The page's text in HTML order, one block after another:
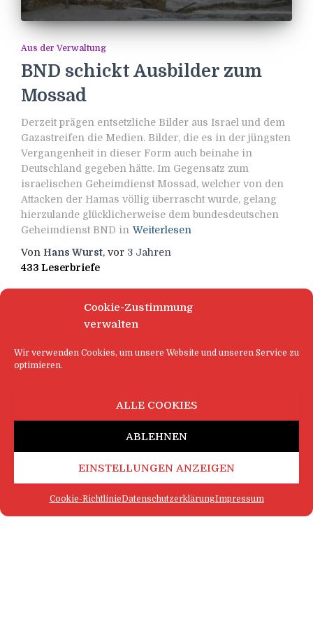
Cookie-Zustimmung
verwalten
Wir verwenden Cookies, um unsere Website und unseren Service zu
optimieren.
ALLE COOKIES
ABLEHNEN
EINSTELLUNGEN ANZEIGEN
Cookie-RichtlinieDatenschutzerklärungImpressum
Aus der Verwaltung
BND schickt Ausbilder zum
Mossad
Derzeit prägen entsetzliche Bilder aus Israel und dem
Gazastreifen die Medien. Bilder, die es in der jüngsten
Vergangenheit in dieser Form auch beinahe in
Deutschland gegeben hätte. Im Gegensatz zum
israelischen Geheimdienst Mossad, welcher von den
Attacken der Hamas völlig überrascht wurde, gelang
hierzulande glücklicherweise dem bundesdeutschen
Geheimdienst BND in Weiterlesen
Von Hans Wurst, vor 3 Jahren
433 Leserbriefe